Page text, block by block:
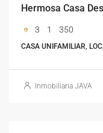
Hermosa Casa
3 1 350
CASA UNIFAMILIAR,
Inmobiliaria JAVA